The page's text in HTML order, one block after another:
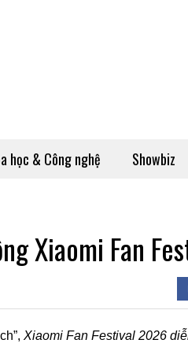
học & Công nghệ Showbiz
Xiaomi Fan
Xiaomi Fan Festival 2026